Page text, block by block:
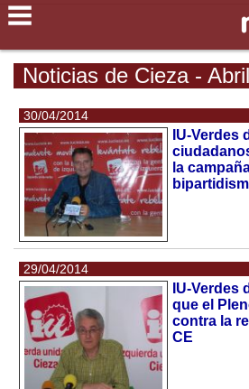
Noticias de Cieza -
30/04/2014
IU-Verdes
la
29/04/2014
IU-Verdes
que el
contra la
CE